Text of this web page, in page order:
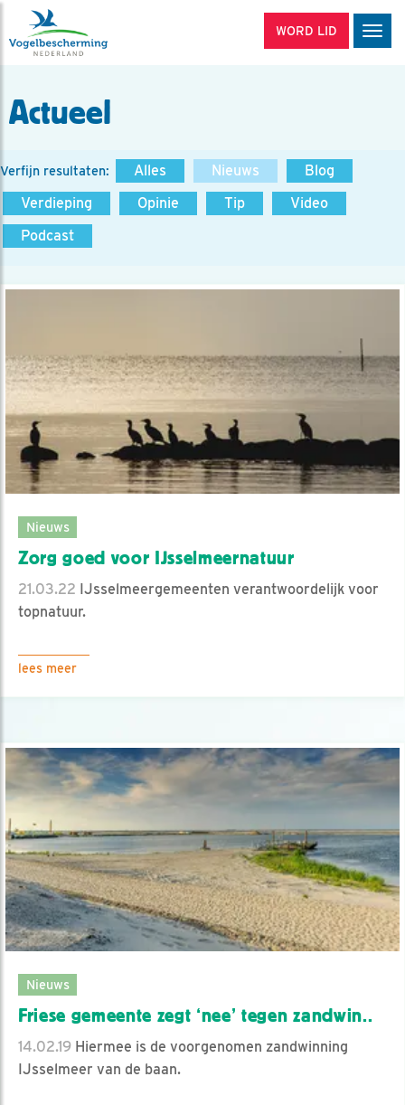
WORD LID
Actueel
Verfijn resultaten: Alles Nieuws
Blog
Verdieping
Opinie Tip
Video
Podcast
Nieuws
Zorg goed voor IJsselmeernatuur
21.03.22 IJsselmeergemeenten verantwoordelijk voor
topnatuur.
lees meer
Nieuws
Friese gemeente zegt ‘nee’ tegen zandwin..
14.02.19 Hiermee is de voorgenomen zandwinning
IJsselmeer van de baan.